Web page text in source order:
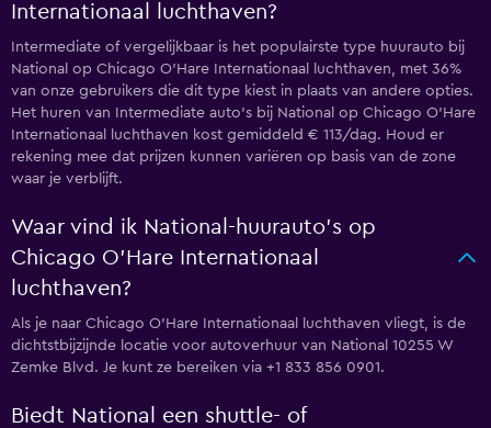
Internationaal luchthaven?
Intermediate of vergelijkbaar is het populairste type huurauto bij
National op Chicago O'Hare Internationaal luchthaven, met 36%
van onze gebruikers die dit type kiest in plaats van andere opties.
Het huren van Intermediate auto's bij National op Chicago O'Hare
Internationaal luchthaven kost gemiddeld € 113/dag. Houd er
rekening mee dat prijzen kunnen variëren op basis van de zone
waar je verblijft.
Waar vind ik National-huurauto's op
Chicago O'Hare Internationaal
luchthaven?
Als je naar Chicago O'Hare Internationaal luchthaven vliegt, is de
dichtstbijzijnde locatie voor autoverhuur van National 10255 W
Zemke Blvd. Je kunt ze bereiken via +1 833 856 0901.
Biedt National een shuttle- of